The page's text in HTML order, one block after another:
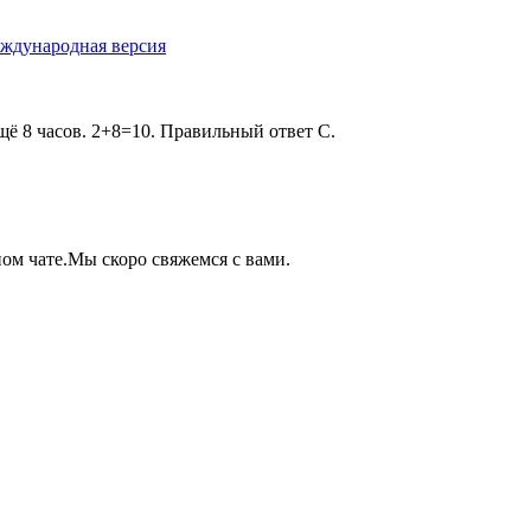
версия
8 часов. 2+8=10. Правильный ответ С.
чате.Мы скоро свяжемся с вами.